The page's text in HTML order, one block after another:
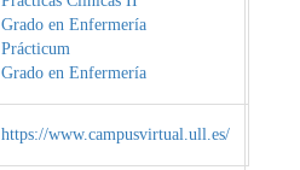
Grado en Enfermería
Prácticum
Grado en Enfermería
https://www.campusvirtual.ull.es/